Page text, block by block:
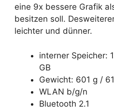
eine 9x bessere Grafik
besitzen soll.
leichter und dünner.
interner Speicher:
GB
Gewicht: 601 g /
WLAN b/g/n
Bluetooth 2.1